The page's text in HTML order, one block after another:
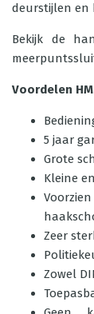
deurstijlen en
Bekijk de
Voordelen
5 jaar
Grote
Kleine
Zeer
Zowel